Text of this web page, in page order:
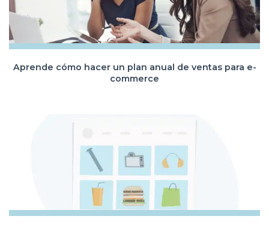
Aprende cómo hacer un plan anual de ventas para e-
commerce